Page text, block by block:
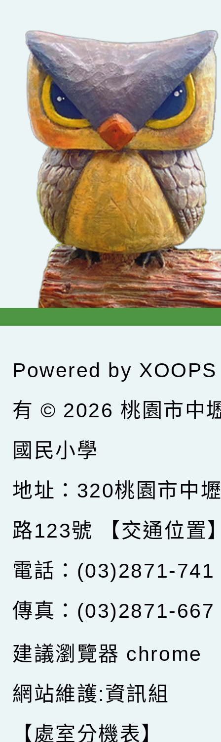
Powered by XOOPS
有 © 2026 桃園市中
國民小學
地址：320桃園市中
路123號
【交通位置
電話：(03)2871-741
傳真：(03)2871-667
建議瀏覽器 chrome
網站維護:資訊組
【處室分機表】